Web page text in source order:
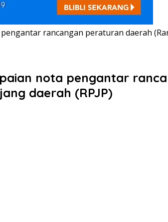
rancangan peraturan daerah
nota pengantar
daerah (RPJP)